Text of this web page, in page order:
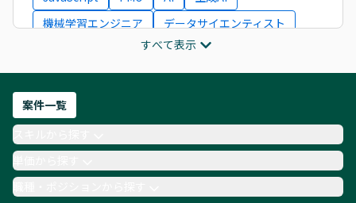
機械学習エンジニア
データサイエンティスト
ITコンサルタント
フロントエンドエンジニア
ネットワークエンジニア
AIエンジニア
Webデザイナー
月収100万円 業務委託
COBOL
Ruby
TypeScript
Laravel AWS
すべて表示
案件一覧
単価から探す
職種・ポジションから探す